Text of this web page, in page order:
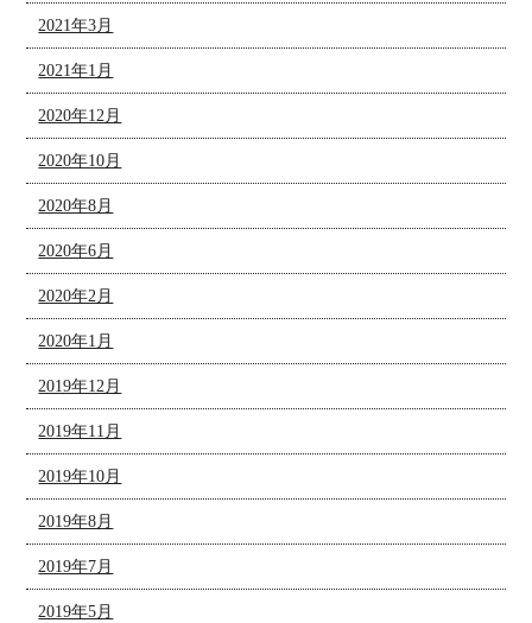
2021年3月
2021年1月
2020年12月
2020年10月
2020年8月
2020年6月
2020年2月
2020年1月
2019年12月
2019年11月
2019年10月
2019年8月
2019年7月
2019年5月